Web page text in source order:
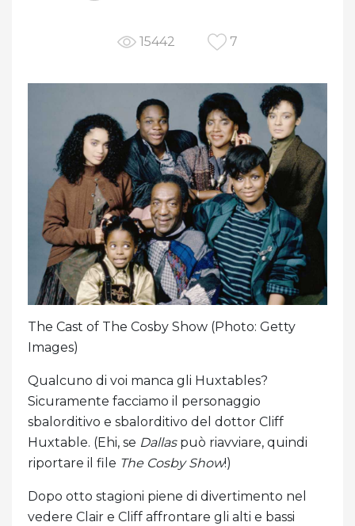
15442 7
The Cast of The Cosby Show (Photo: Getty
Images)
Qualcuno di voi manca gli Huxtables?
Sicuramente facciamo il personaggio
sbalorditivo e sbalorditivo del dottor Cliff
Huxtable. (Ehi, se Dallaspuò riavviare, quindi
riportare il file The Cosby Show!)
Dopo otto stagioni piene di divertimento nel
vedere Clair e Cliff affrontare gli alti e bassi